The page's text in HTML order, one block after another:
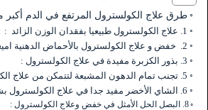
طرق علاج الكولسترول المرتفع في الدم
1. علاج الكولسترول طبيعيا بفقدان الوزن الزائد :
2. خفض و علاج الكولسترول بالأحماض الدهنية اميغا 3 :
3. بذور الكزبرة مفيدة في علاج الكولسترول :
5. تجنب تمام الدهون المشبعة لتتمكن من علاج الكولسترول و السيطرة عليه :
6. الشاي الأخضر مفيد جدا في علاج الكولسترول بشكل طبيعي دون أدوية :
8. البصل الحل الأمثل في خفض وعلاج الكولسترول :